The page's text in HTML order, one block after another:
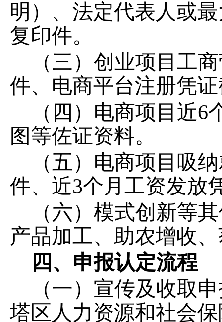
明）、法定代表人或
复印件。
（三）创业项目工
件、电商平台注册凭
（四）电商项目近6
图等佐证资料。
（五）电商项目吸
件、近3个月工资发放
（六）模式创新等
产品加工、助农增收
四、申报认定流程
（一）宣传及收取
塔区人力资源和社会